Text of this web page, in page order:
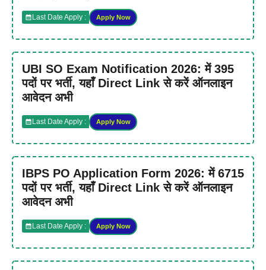
Last Date Apply : Apply Now
UBI SO Exam Notification 2026: में 395
पदों पर भर्ती, यहाँ Direct Link से करें ऑनलाइन
आवेदन अभी
Last Date Apply : Apply Now
IBPS PO Application Form 2026: में 6715
पदों पर भर्ती, यहाँ Direct Link से करें ऑनलाइन
आवेदन अभी
Last Date Apply : Apply Now